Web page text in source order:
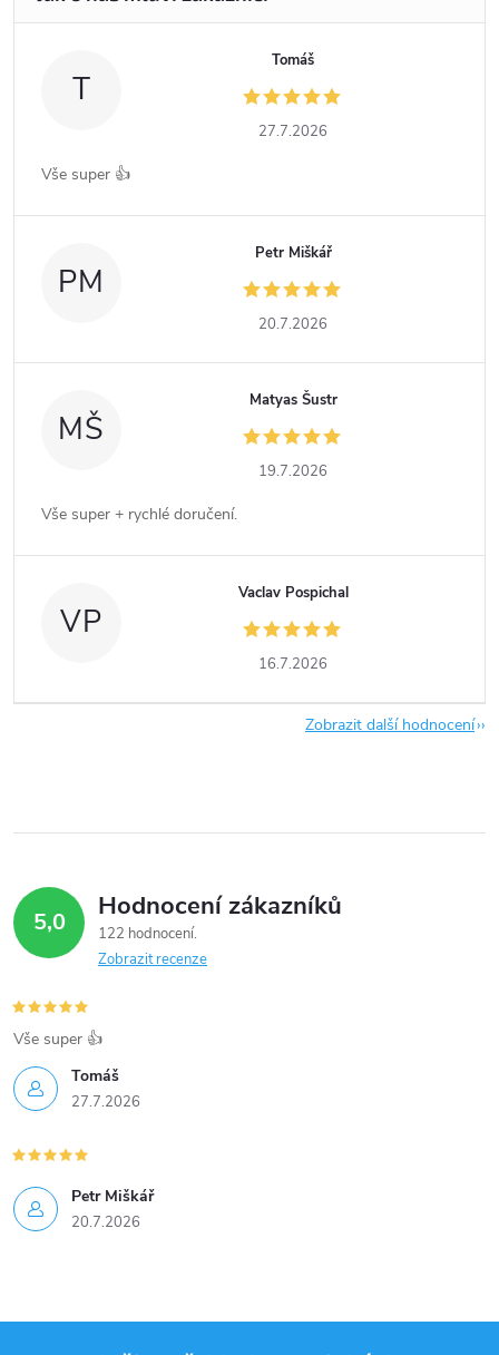
T
Tomáš
27.7.2026
Vše super 👍
PM
Petr Miškář
20.7.2026
MŠ
Matyas Šustr
19.7.2026
Vše super + rychlé doručení.
VP
Vaclav Pospichal
16.7.2026
Zobrazit další hodnocení
5,0 Hodnocení zákazníků
122 hodnocení
Zobrazit recenze
Tomáš
27.7.2026
Vše super 👍
Petr Miškář
20.7.2026